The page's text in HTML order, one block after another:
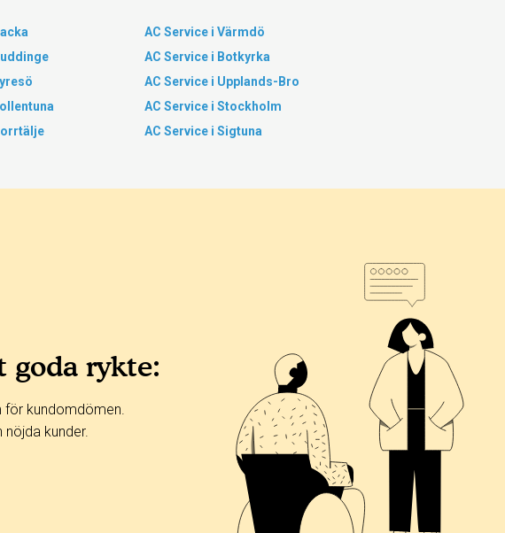
AC Service i Värmdö
AC Service i Botkyrka
AC Service i Upplands-Bro
AC Service i Stockholm
AC Service i Sigtuna
goda rykte:
kundomdömen.
kunder.